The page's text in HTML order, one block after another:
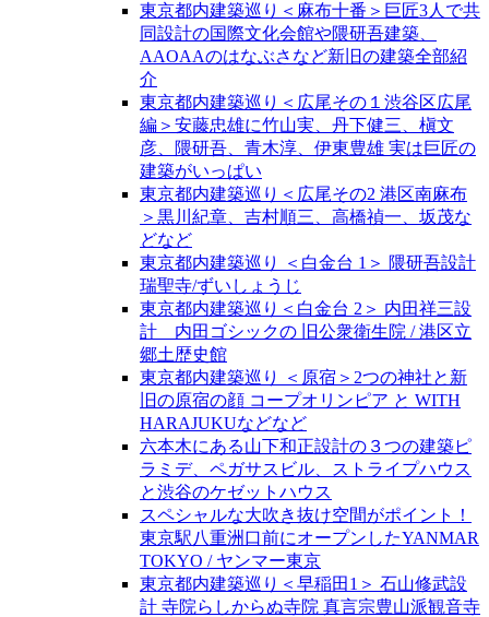
東京都内建築巡り＜麻布十番＞巨匠3人で共
同設計の国際文化会館や隈研吾建築、
AAOAAのはなぶさなど新旧の建築全部紹
介
東京都内建築巡り＜広尾その１渋谷区広尾
編＞安藤忠雄に竹山実、丹下健三、槇文
彦、隈研吾、青木淳、伊東豊雄 実は巨匠の
建築がいっぱい
東京都内建築巡り＜広尾その2 港区南麻布
＞黒川紀章、吉村順三、高橋禎一、坂茂な
どなど
東京都内建築巡り ＜白金台 1＞ 隈研吾設計
瑞聖寺/ずいしょうじ
東京都内建築巡り＜白金台 2＞ 内田祥三設
計 内田ゴシックの 旧公衆衛生院 / 港区立
郷土歴史館
東京都内建築巡り ＜原宿＞2つの神社と新
旧の原宿の顔 コープオリンピア と WITH
HARAJUKUなどなど
六本木にある山下和正設計の３つの建築ピ
ラミデ、ペガサスビル、ストライプハウス
と渋谷のケゼットハウス
スペシャルな大吹き抜け空間がポイント！
東京駅八重洲口前にオープンしたYANMAR
TOKYO / ヤンマー東京
東京都内建築巡り＜早稲田1＞ 石山修武設
計 寺院らしからぬ寺院 真言宗豊山派観音寺